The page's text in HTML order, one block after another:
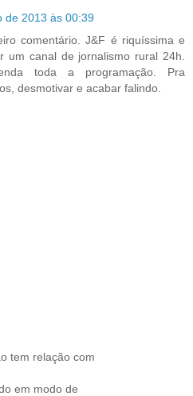
de 2013 às 00:39
comentário. J&F é riquíssima e
um canal de jornalismo rural 24h.
toda a programação. Pra
desmotivar e acabar falindo.
tem relação com
em modo de